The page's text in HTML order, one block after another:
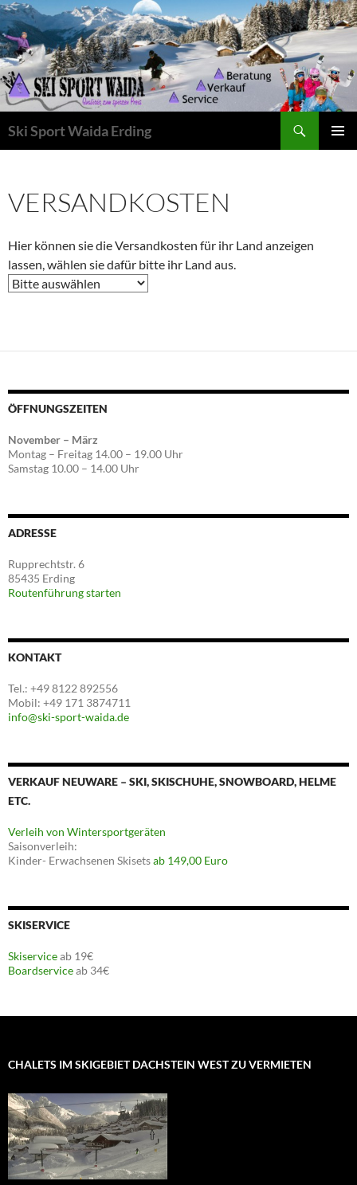
Zum
Inhalt
springen
Ski Sport Waida Erding
VERSANDKOSTEN
Hier können sie die Versandkosten für ihr Land anzeigen
lassen, wählen sie dafür bitte ihr Land aus.
ÖFFNUNGSZEITEN
November – März
Montag – Freitag 14.00 – 19.00 Uhr
Samstag 10.00 – 14.00 Uhr
ADRESSE
Rupprechtstr. 6
85435 Erding
Routenführung starten
KONTAKT
Tel.: +49 8122 892556
Mobil: +49 171 3874711
info@ski-sport-waida.de
VERKAUF NEUWARE – SKI, SKISCHUHE, SNOWBOARD, HELME
ETC.
Verleih von Wintersportgeräten
Saisonverleih:
Kinder- Erwachsenen Skisetsab 149,00 Euro
SKISERVICE
Skiserviceab 19€
Boardserviceab 34€
CHALETS IM SKIGEBIET DACHSTEIN WEST ZU VERMIETEN